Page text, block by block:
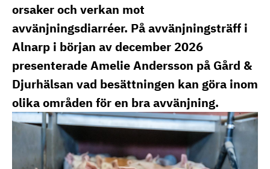
orsaker och verkan mot
avvänjningsdiarréer. På avvänjningsträff i
Alnarp i början av december 2026
presenterade Amelie Andersson på Gård &
Djurhälsan vad besättningen kan göra inom
olika områden för en bra avvänjning.